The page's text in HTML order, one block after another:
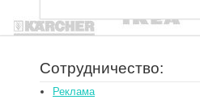
Сотрудничество:
Реклама